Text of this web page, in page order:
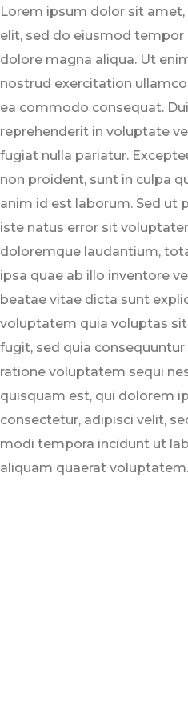
Lorem ipsum dolor sit
elit, sed do eiusmod
dolore magna aliqua. Ut
nostrud exercitation
ea commodo consequat.
reprehenderit in voluptate
fugiat nulla pariatur.
non proident, sunt in culpa
anim id est laborum. Sed ut
iste natus error sit
doloremque laudantium,
ipsa quae ab illo inventore
beatae vitae dicta sunt
voluptatem quia voluptas
fugit, sed quia
ratione voluptatem sequi
quisquam est, qui dolorem
consectetur, adipisci velit,
modi tempora incidunt ut
aliquam quaerat voluptatem.